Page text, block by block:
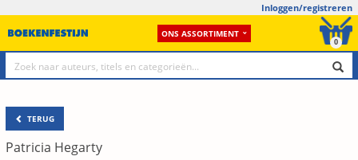
Inloggen/registreren
ONS ASSORTIMENT
0
TERUG
Patricia Hegarty